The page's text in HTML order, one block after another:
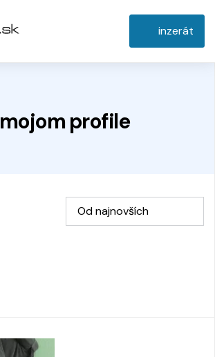
inzerát
mojom profile
Od najnovších